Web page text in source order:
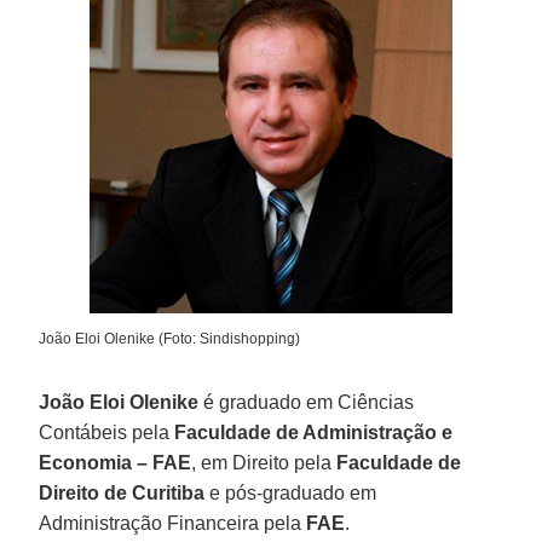
João Eloi Olenike (Foto: Sindishopping)
João Eloi Olenike é graduado em Ciências
Contábeis pela Faculdade de Administração e
Economia – FAE, em Direito pela Faculdade de
Direito de Curitiba e pós-graduado em
Administração Financeira pela FAE.